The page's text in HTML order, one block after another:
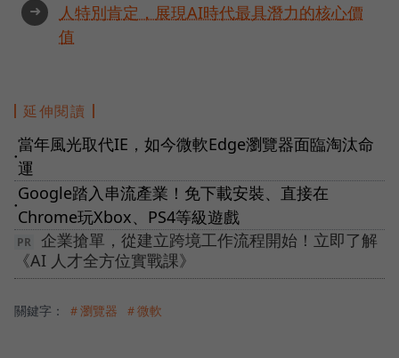
➜
人特別肯定，展現AI時代最具潛力的核心價
值
延伸閱讀
●
當年風光取代IE，如今微軟Edge瀏覽器面臨淘汰命
運
●
Google踏入串流產業！免下載安裝、直接在
Chrome玩Xbox、PS4等級遊戲
企業搶單，從建立跨境工作流程開始！立即了解
《AI 人才全方位實戰課》
關鍵字： ＃瀏覽器 ＃微軟